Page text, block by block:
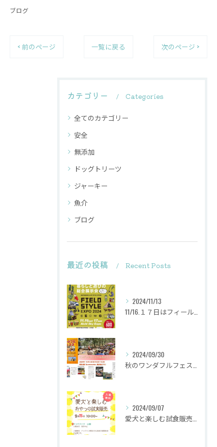
ブログ
< 前のページ 一覧に戻る 次のページ >
カテゴリー Categories
全てのカテゴリー
安全
無添加
ドッグトリーツ
ジャーキー
魚介
ブログ
最近の投稿 Recent Posts
2024/11/13
2024/09/30
2024/09/07